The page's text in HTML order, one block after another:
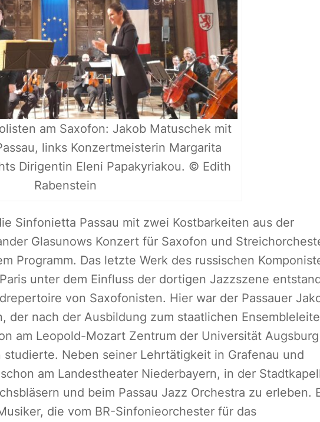
am Saxofon: Jakob Matuschek mit
links Konzertmeisterin Margarita
Dirigentin Eleni Papakyriakou. © Edith
Rabenstein
Sinfonietta Passau mit zwei Kostbarkeiten aus der
Glasunows Konzert für Saxofon und
Programm. Das letzte Werk des russischen
unter dem Einfluss der dortigen Jazzszene
von Saxofonisten. Hier war der Passauer
der nach der Ausbildung zum staatlichen
am Leopold-Mozart Zentrum der Universität Augsburg
studierte. Neben seiner Lehrtätigkeit in Grafenau und
am Landestheater Niederbayern, in der
und beim Passau Jazz Orchestra zu erleben.
die vom BR-Sinfonieorchester für das